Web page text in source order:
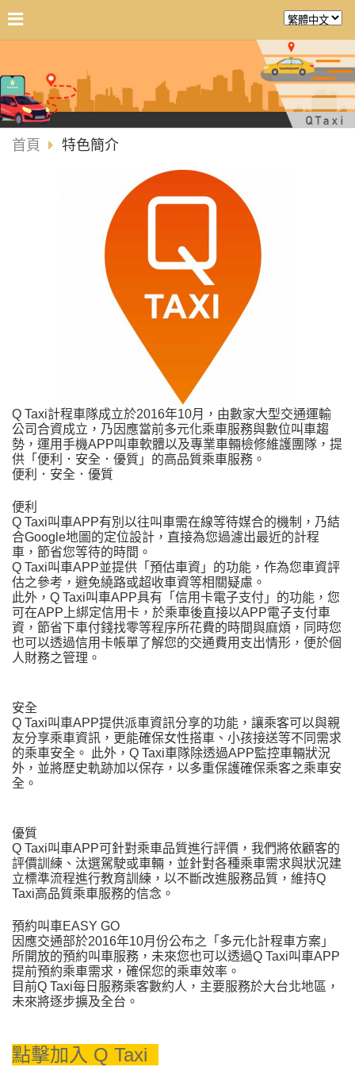
首頁 特色簡介
Q Taxi計程車隊成立於2016年10月，由數家大型交通運輸
公司合資成立，乃因應當前多元化乘車服務與數位叫車趨
勢，運用手機APP叫車軟體以及專業車輛檢修維護團隊，提
供「便利．安全．優質」的高品質乘車服務。
便利．安全．優質
便利
Q Taxi叫車APP有別以往叫車需在線等待媒合的機制，乃結
合Google地圖的定位設計，直接為您過濾出最近的計程
車，節省您等待的時間。
Q Taxi叫車APP並提供「預估車資」的功能，作為您車資評
估之參考，避免繞路或超收車資等相關疑慮。
此外，Q Taxi叫車APP具有「信用卡電子支付」的功能，您
可在APP上綁定信用卡，於乘車後直接以APP電子支付車
資，節省下車付錢找零等程序所花費的時間與麻煩，同時您
也可以透過信用卡帳單了解您的交通費用支出情形，便於個
人財務之管理。
安全
Q Taxi叫車APP提供派車資訊分享的功能，讓乘客可以與親
友分享乘車資訊，更能確保女性搭車、小孩接送等不同需求
的乘車安全。 此外，Q Taxi車隊除透過APP監控車輛狀況
外，並將歷史軌跡加以保存，以多重保護確保乘客之乘車安
全。
優質
Q Taxi叫車APP可針對乘車品質進行評價，我們將依顧客的
評價訓練、汰選駕駛或車輛，並針對各種乘車需求與狀況建
立標準流程進行教育訓練，以不斷改進服務品質，維持Q
Taxi高品質乘車服務的信念。
預約叫車EASY GO
因應交通部於2016年10月份公布之「多元化計程車方案」
所開放的預約叫車服務，未來您也可以透過Q Taxi叫車APP
提前預約乘車需求，確保您的乘車效率。
目前Q Taxi每日服務乘客數約人，主要服務於大台北地區，
未來將逐步擴及全台。
點擊加入 Q Taxi